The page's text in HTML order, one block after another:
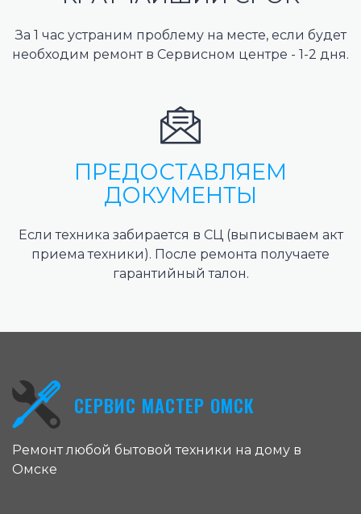
За 1 час устраним проблему на месте, если будет
необходим ремонт в Сервисном центре - 1-2 дня.
ПРЕДОСТАВЛЯЕМ
ДОКУМЕНТЫ
Если техника забирается в СЦ (выписываем акт
приема техники). После ремонта получаете
гарантийный талон.
СЕРВИС МАСТЕР ОМСК
Ремонт любой бытовой техники на дому в
Омске